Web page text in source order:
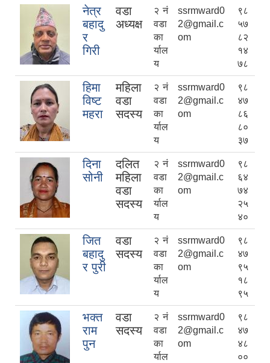
नेत्र
बहादु
र
गिरी
वडा
अध्यक्ष
२ नं
वडा
का
र्याल
य
ssrmward0
2@gmail.c
om
९८
५७
८२
१४
७८
हिमा
विष्ट
महरा
महिला
वडा
सदस्य
२ नं
वडा
का
र्याल
य
ssrmward0
2@gmail.c
om
९८
४७
८६
८०
३७
दिना
सोनी
दलित
महिला
वडा
सदस्य
२ नं
वडा
का
र्याल
य
ssrmward0
2@gmail.c
om
९८
६४
७४
२५
४०
जित
बहादु
र पुरी
वडा
सदस्य
२ नं
वडा
का
र्याल
य
ssrmward0
2@gmail.c
om
९८
४७
९५
१८
९५
भक्त
राम
पुन
वडा
सदस्य
२ नं
वडा
का
र्याल
ssrmward0
2@gmail.c
om
९८
४७
४८
००